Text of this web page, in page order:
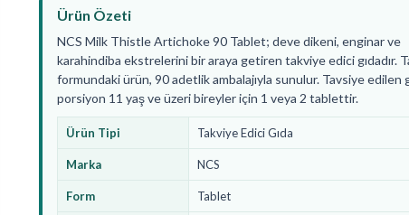
Ürün Özeti
NCS Milk Thistle Artichoke 90 Tablet; deve dikeni, enginar ve
karahindiba ekstrelerini bir araya getiren takviye edici gıdadır.
formundaki ürün, 90 adetlik ambalajıyla sunulur. Tavsiye edilen
porsiyon 11 yaş ve üzeri bireyler için 1 veya 2 tablettir.
Ürün Tipi Takviye Edici Gıda
Marka NCS
Form Tablet